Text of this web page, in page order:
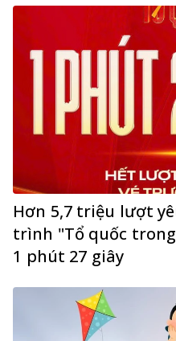
Hơn 5,7 triệu lượt
trình "Tổ quốc
1 phút 27 giây